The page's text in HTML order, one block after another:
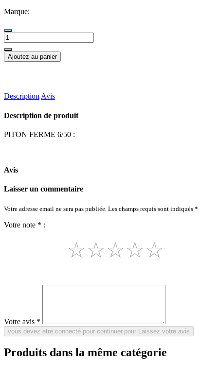
Marque:
Ajoutez au panier
Description Avis
Description de produit
PITON FERME 6/50 :
Avis
Laisser un commentaire
Votre adresse email ne sera pas publiée. Les champs requis sont indiqués *
Votre note * :
☆
☆
☆
☆
☆
Votre avis *
Produits dans la même catégorie